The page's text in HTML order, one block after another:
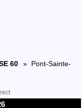
60
» Pont-Sainte-